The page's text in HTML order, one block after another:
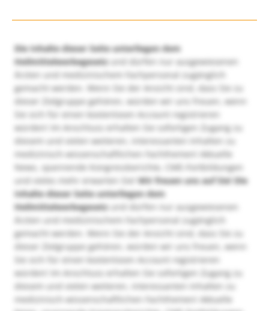
Die Inhalte dieser Seite unterliegen dem
Heilmittelwerbegesetzund dürfen nur ausgewiesenen
Ärzten und medizinischem Fachpersonal zugänglich
gemacht werden. Wenn Sie der Ansicht sind, dass Sie zu
dieser Zielgruppe gehören, würden wir uns freuen, wenn
Sie sich für einen kostenlosen Account registrieren
würden! Im Anschluss erhalten Sie sofortigen Zugang zu
diesem und vielen weiteren, interessanten Inhalten zu
medizinisch-wissenschaftlichen Fachthemen! Aktuelle
News, spannende Kongressberichte, CME-Fortbildungen
und vieles mehr erwarten Sie!Wir freuen uns auf Sie! Die
Inhalte dieser Seite unterliegen dem
Heilmittelwerbegesetzund dürfen nur ausgewiesenen
Ärzten und medizinischem Fachpersonal zugänglich
gemacht werden. Wenn Sie der Ansicht sind, dass Sie zu
dieser Zielgruppe gehören, würden wir uns freuen, wenn
Sie sich für einen kostenlosen Account registrieren
würden! Im Anschluss erhalten Sie sofortigen Zugang zu
diesem und vielen weiteren, interessanten Inhalten zu
medizinisch-wissenschaftlichen Fachthemen! Aktuelle